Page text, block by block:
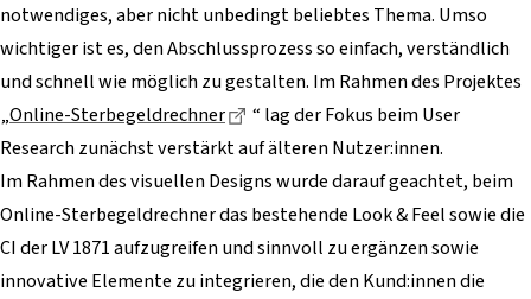
notwendiges, aber nicht unbedingt beliebtes Thema. Umso
wichtiger ist es, den Abschlussprozess so einfach, verständlich
und schnell wie möglich zu gestalten. Im Rahmen des Projektes
„Online-Sterbegeldrechner Dieser Link führt zu einer
“ lag der Fokus beim User
Research zunächst verstärkt auf älteren Nutzer:innen.
Im Rahmen des visuellen Designs wurde darauf geachtet, beim
Online-Sterbegeldrechner das bestehende Look & Feel sowie die
CI der LV 1871 aufzugreifen und sinnvoll zu ergänzen sowie
innovative Elemente zu integrieren, die den Kund:innen die